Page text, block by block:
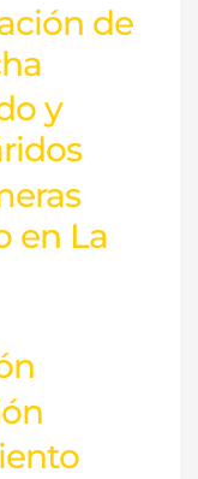
de
y
en La